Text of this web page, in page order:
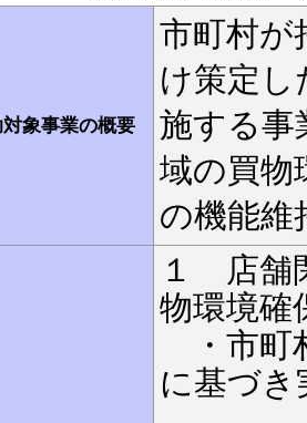
象事業の概要
市町村が
け策定し
施する事
域の買物
の機能維
１ 店舗
物環境確
・市
に基づ